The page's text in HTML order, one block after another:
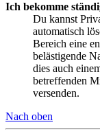
Ich bekomme
Du kannst
automatisch
Bereich eine
belästigende
dies auch
betreffenden
versenden.
Nach oben